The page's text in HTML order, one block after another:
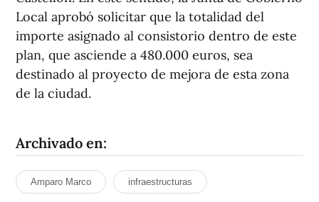
Local aprobó solicitar que la totalidad del
importe asignado al consistorio dentro de este
plan, que asciende a 480.000 euros, sea
destinado al proyecto de mejora de esta zona
de la ciudad.
Archivado en:
Amparo Marco infraestructuras